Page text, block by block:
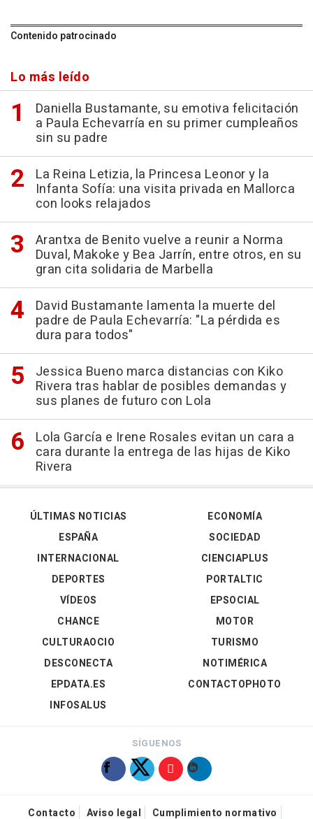
Contenido patrocinado
Lo más leído
Daniella Bustamante, su emotiva felicitación
a Paula Echevarría en su primer cumpleaños
sin su padre
La Reina Letizia, la Princesa Leonor y la
Infanta Sofía: una visita privada en Mallorca
con looks relajados
Arantxa de Benito vuelve a reunir a Norma
Duval, Makoke y Bea Jarrín, entre otros, en su
gran cita solidaria de Marbella
David Bustamante lamenta la muerte del
padre de Paula Echevarría: "La pérdida es
dura para todos"
Jessica Bueno marca distancias con Kiko
Rivera tras hablar de posibles demandas y
sus planes de futuro con Lola
Lola García e Irene Rosales evitan un cara a
cara durante la entrega de las hijas de Kiko
Rivera
ÚLTIMAS NOTICIAS
ESPAÑA
INTERNACIONAL
DEPORTES
VÍDEOS
ECONOMÍA
SOCIEDAD
CIENCIAPLUS
PORTALTIC
EPSOCIAL
CHANCE
CULTURAOCIO
DESCONECTA
EPDATA.ES
INFOSALUS
MOTOR
TURISMO
NOTIMÉRICA
CONTACTOPHOTO
SÍGUENOS
Contacto Aviso legal Cumplimiento normativo